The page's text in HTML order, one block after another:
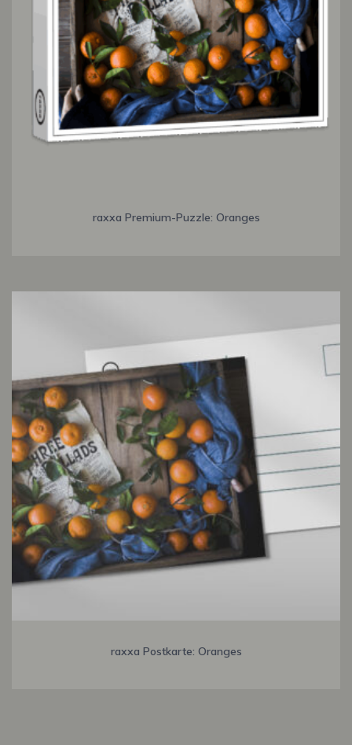
raxxa Premium-Puzzle: Oranges
raxxa Postkarte: Oranges